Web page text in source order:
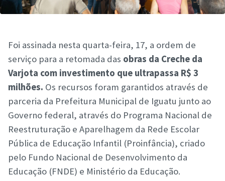
Foi assinada nesta quarta-feira, 17, a ordem de
serviço para a retomada das obras da Creche da
Varjota com investimento que ultrapassa R$ 3
milhões. Os recursos foram garantidos através de
parceria da Prefeitura Municipal de Iguatu junto ao
Governo federal, através do Programa Nacional de
Reestruturação e Aparelhagem da Rede Escolar
Pública de Educação Infantil (Proinfância), criado
pelo Fundo Nacional de Desenvolvimento da
Educação (FNDE) e Ministério da Educação.